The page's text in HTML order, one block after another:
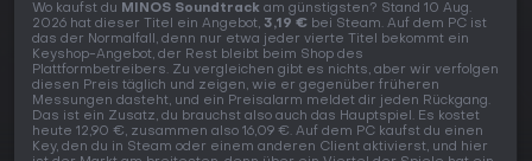
Wo kaufst du MINOS Soundtrack am günstigsten? Stand 10 Aug.
2026 hat dieser Titel ein Angebot, 3,19 € bei Steam. Auf dem PC ist
das der Normalfall, denn nur etwa jeder vierte Titel bekommt ein
Keyshop-Angebot, der Rest bleibt beim Shop des
Plattformbetreibers. Zu vergleichen gibt es nichts, aber wir verfolgen
diesen Preis täglich und zeigen, wie er gegenüber früheren
Messungen dasteht, und ein Preisalarm meldet dir jeden Rückgang.
Das ist ein Zusatz, du brauchst also auch das Hauptspiel. Es kostet
heute 12,90 €, zusammen also 16,09 €. Auf dem PC kaufst du einen
Key, den du in Steam oder einem anderen Client aktivierst, und hier